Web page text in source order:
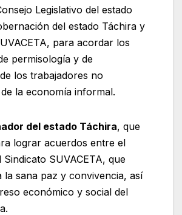
Legislativo del estado
del estado Táchira y
para acordar los
permisología y de
los trabajadores no
la economía informal.
del estado Táchira, que
lograr acuerdos entre el
SUVACETA, que
la sana paz y convivencia, así
económico y social del